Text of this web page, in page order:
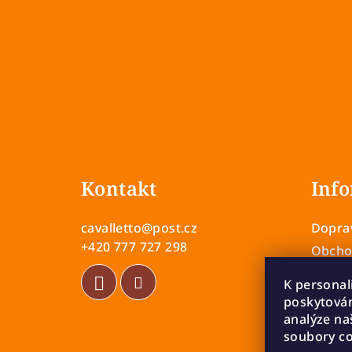
K
analýze
soubory
Kontakt
cavalletto@post.cz
+420 777 727 298